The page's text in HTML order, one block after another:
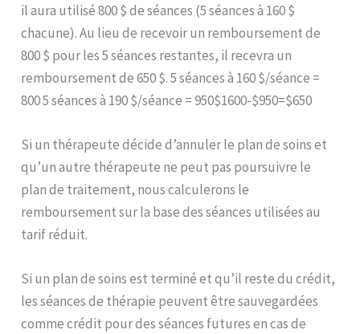
il aura utilisé 800 $ de séances (5 séances à 160 $
chacune). Au lieu de recevoir un remboursement de
800 $ pour les 5 séances restantes, il recevra un
remboursement de 650 $. 5 séances à 160 $/séance =
800 5 séances à 190 $/séance = 950$1600-$950=$650
Si un thérapeute décide d’annuler le plan de soins et
qu’un autre thérapeute ne peut pas poursuivre le
plan de traitement, nous calculerons le
remboursement sur la base des séances utilisées au
tarif réduit.
Si un plan de soins est terminé et qu’il reste du crédit,
les séances de thérapie peuvent être sauvegardées
comme crédit pour des séances futures en cas de